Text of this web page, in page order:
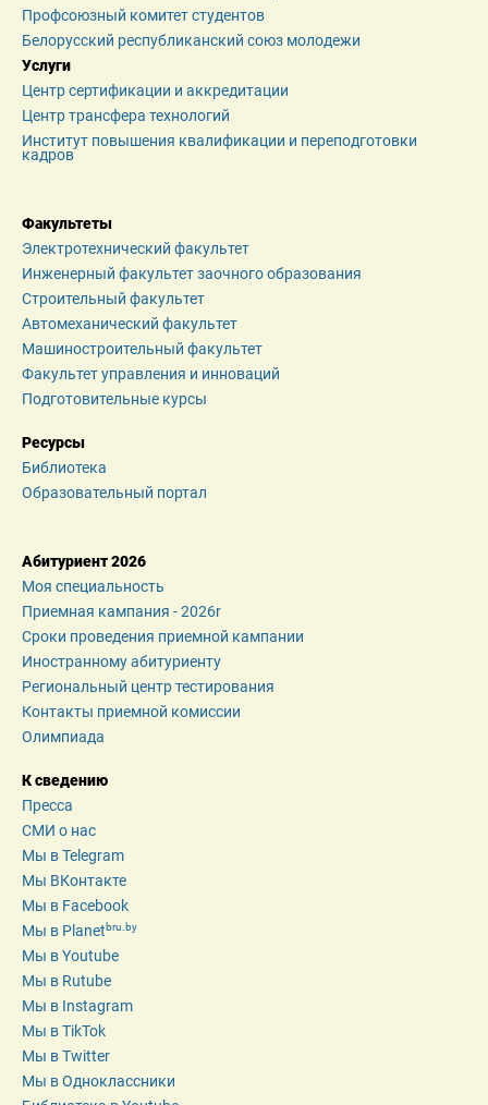
Профсоюзный комитет студентов
Белорусский республиканский союз молодежи
Услуги
Центр сертификации и аккредитации
Центр трансфера технологий
Институт повышения квалификации и переподготовки
кадров
Факультеты
Электротехнический факультет
Инженерный факультет заочного образования
Строительный факультет
Автомеханический факультет
Машиностроительный факультет
Факультет управления и инноваций
Подготовительные курсы
Ресурсы
Библиотека
Образовательный портал
Абитуриент 2026
Моя специальность
Приемная кампания - 2026r
Сроки проведения приемной кампании
Иностранному абитуриенту
Региональный центр тестирования
Контакты приемной комиссии
Олимпиада
К сведению
Пресса
СМИ о нас
Мы в Telegram
Мы ВКонтакте
Мы в Facebook
Мы в Planetbru.by
Мы в Youtube
Мы в Rutube
Мы в Instagram
Мы в TikTok
Мы в Twitter
Мы в Одноклассники